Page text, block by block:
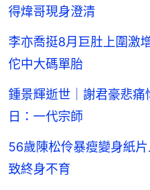
得煒哥現身澄清
李亦喬挺8月巨肚上圍
佗中大碼單胎
鍾景輝逝世｜謝君豪悲
日：一代宗師
56歲陳松伶暴瘦變身紙
致終身不育